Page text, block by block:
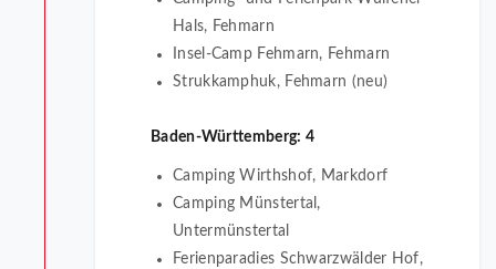
Hals, Fehmarn
Insel-Camp Fehmarn, Fehmarn
Strukkamphuk, Fehmarn (neu)
Baden-Württemberg: 4
Camping Wirthshof, Markdorf
Camping Münstertal,
Untermünstertal
Ferienparadies Schwarzwälder Hof,